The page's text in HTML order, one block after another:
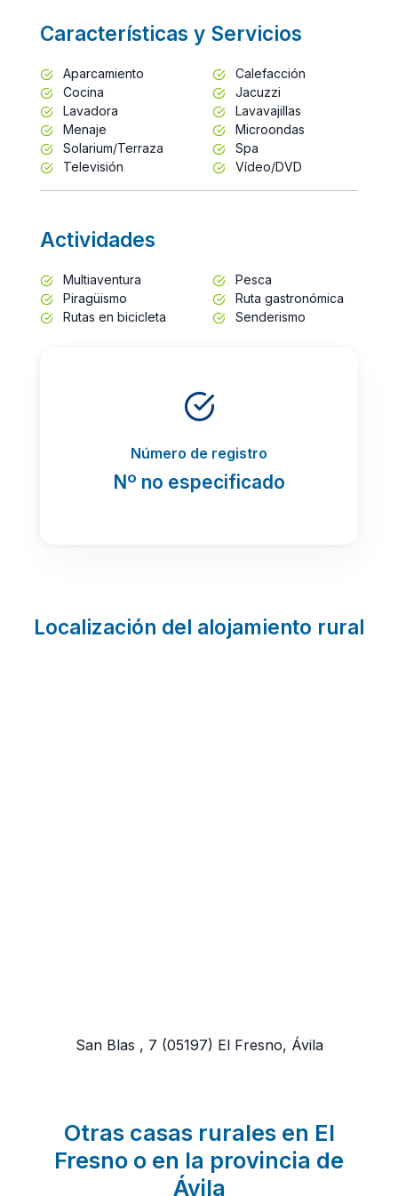
Características y Servicios
Aparcamiento
Calefacción
Cocina
Jacuzzi
Lavadora
Lavavajillas
Menaje
Microondas
Solarium/Terraza
Spa
Televisión
Vídeo/DVD
Actividades
Multiaventura
Pesca
Piragüismo
Ruta gastronómica
Rutas en bicicleta
Senderismo
Número de registro
Nº no especificado
Localización del alojamiento rural
San Blas , 7 (05197) El Fresno, Ávila
Otras casas rurales en El
Fresno o en la provincia de
Ávila